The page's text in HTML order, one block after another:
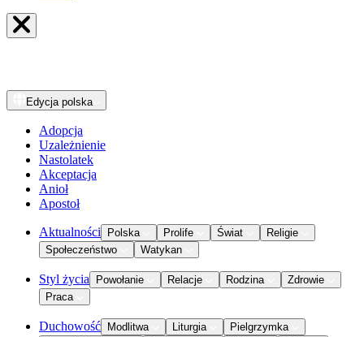
Edycja polska
Adopcja
Uzależnienie
Nastolatek
Akceptacja
Anioł
Apostoł
Aktualności Polska Prolife Świat
Religie
Społeczeństwo
Watykan
Styl życia Powołanie Relacje Rodzina
Zdrowie
Praca
Duchowość Modlitwa Liturgia
Pielgrzymka